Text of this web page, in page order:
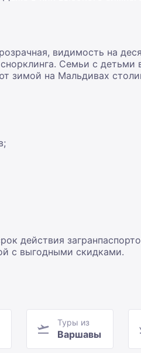
видимость на
Семьи с детьми
зимой на Мальдивах
действия
с выгодными скидками.
Туры из
Варшавы